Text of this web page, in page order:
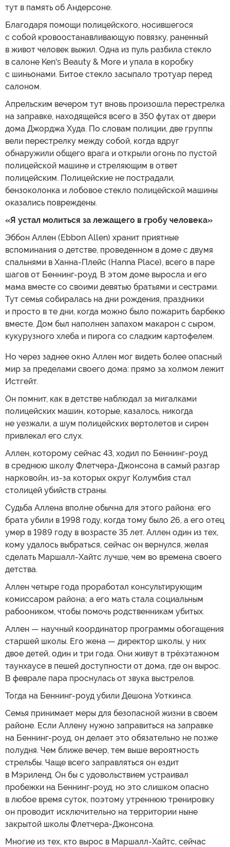
тут в память об Андерсоне.
Благодаря помощи полицейского, носившегося
с собой кровоостанавливающую повязку, раненный
в живот человек выжил. Одна из пуль разбила стекло
в салоне Ken's Beauty & More и упала в коробку
с шиньонами. Битое стекло засыпало тротуар перед
салоном.
Апрельским вечером тут вновь произошла перестрелка
на заправке, находящейся всего в 350 футах от двери
дома Джорджа Худа. По словам полиции, две группы
вели перестрелку между собой, когда вдруг
обнаружили общего врага и открыли огонь по пустой
полицейской машине и стреляющим в ответ
полицейским. Полицейские не пострадали,
бензоколонка и лобовое стекло полицейской машины
оказались повреждены.
«Я устал молиться за лежащего в гробу человека»
Эббон Аллен (Ebbon Allen) хранит приятные
вспоминания о детстве, проведенном в доме с двумя
спальнями в Ханна-Плейс (Hanna Place), всего в паре
шагов от Беннинг-роуд. В этом доме выросла и его
мама вместе со своими девятью братьями и сестрами.
Тут семья собиралась на дни рождения, праздники
и просто в те дни, когда можно было пожарить барбекю
вместе. Дом был наполнен запахом макарон с сыром,
кукурузного хлеба и пирога со сладким картофелем.
Но через заднее окно Аллен мог видеть более опасный
мир за пределами своего дома: прямо за холмом лежит
Истгейт.
Он помнит, как в детстве наблюдал за мигалками
полицейских машин, которые, казалось, никогда
не уезжали, а шум полицейских вертолетов и сирен
привлекал его слух.
Аллен, которому сейчас 43, ходил по Беннинг-роуд
в среднюю школу Флетчера-Джонсона в самый разгар
нарковойн, из-за которых округ Колумбия стал
столицей убийств страны.
Судьба Аллена вполне обычна для этого района: его
брата убили в 1998 году, когда тому было 26, а его отец
умер в 1989 году в возрасте 35 лет. Аллен один из тех,
кому удалось выбраться, сейчас он вернулся, желая
сделать Маршалл-Хайтс лучше, чем во времена своего
детства.
Аллен четыре года проработал консультирующим
комиссаром района; а его мать стала социальным
рабооником, чтобы помочь родственникам убитых.
Аллен — научный координатор программы обогащения
старшей школы. Его жена — директор школы, у них
двое детей, один и три года. Они живут в трёхэтажном
таунхаусе в пешей доступности от дома, где он вырос.
В феврале пара проснулась от звука выстрелов.
Тогда на Беннинг-роуд убили Дешона Уоткинса.
Семья принимает меры для безопасной жизни в своем
районе. Если Аллену нужно заправиться на заправке
на Беннинг-роуд, он делает это обязательно не позже
полудня. Чем ближе вечер, тем выше вероятность
стрельбы. Чаще всего заправляться он ездит
в Мэриленд. Он бы с удовольствием устраивал
пробежки на Беннинг-роуд, но это слишком опасно
в любое время суток, поэтому утреннюю тренировку
он проводит исключительно на территории ныне
закрытой школы Флетчера-Джонсона.
Многие из тех, кто вырос в Маршалл-Хайтс, сейчас